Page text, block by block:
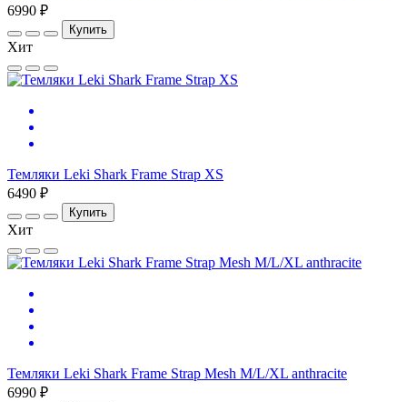
6990 ₽
Купить
Хит
Темляки Leki Shark Frame Strap XS
6490 ₽
Купить
Хит
Темляки Leki Shark Frame Strap Mesh M/L/XL anthracite
6990 ₽